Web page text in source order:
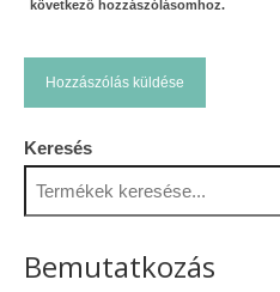
következő hozzászólásomhoz.
Keresés
Bemutatkozás